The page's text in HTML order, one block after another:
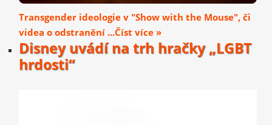
Transgender ideologie v "Show with the Mouse", či
videa o odstranění ...Číst více »
Disney uvádí na trh hračky „LGBT
hrdosti“